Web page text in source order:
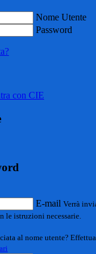
Nome Utente
Password
con CIE
E-mail Verrà
le istruzioni necessarie.
al nome utente?